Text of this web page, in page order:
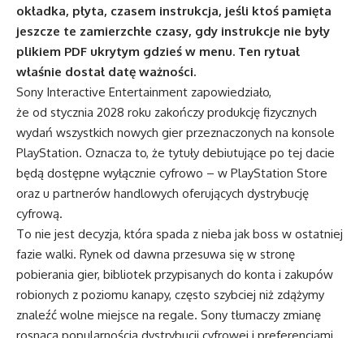
okładka, płyta, czasem instrukcja, jeśli ktoś pamięta
jeszcze te zamierzchłe czasy, gdy instrukcje nie były
plikiem PDF ukrytym gdzieś w menu. Ten rytuał
właśnie dostał datę ważności.
Sony Interactive Entertainment zapowiedziało,
że od stycznia 2028 roku zakończy produkcję fizycznych
wydań wszystkich nowych gier przeznaczonych na konsole
PlayStation. Oznacza to, że tytuły debiutujące po tej dacie
będą dostępne wyłącznie cyfrowo – w PlayStation Store
oraz u partnerów handlowych oferujących dystrybucję
cyfrową.
To nie jest decyzja, która spada z nieba jak boss w ostatniej
fazie walki. Rynek od dawna przesuwa się w stronę
pobierania gier, bibliotek przypisanych do konta i zakupów
robionych z poziomu kanapy, często szybciej niż zdążymy
znaleźć wolne miejsce na regale. Sony tłumaczy zmianę
rosnącą popularnością dystrybucji cyfrowej i preferencjami